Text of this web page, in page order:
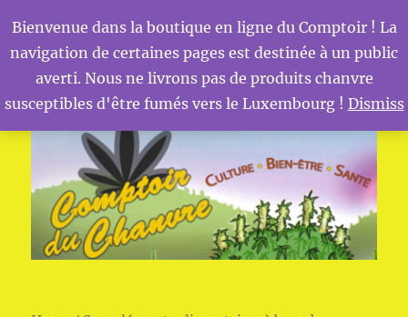
Comptoir du Chanvre
MENU
Bienvenue dans la boutique en ligne du Comptoir ! La
navigation de certaines pages est destinée à un public
averti. Nous ne livrons pas de produits chanvre
susceptibles d'être fumés vers le Luxembourg ! Dismiss